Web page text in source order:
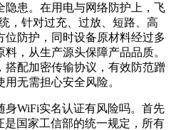
隐患。在用电与网络防护上，飞
，针对过充、过放、短路、高
防护，同时设备原材料经过多
，从生产源头保障产品品质。
搭配加密传输协议，有效防范蹭
无需担心安全风险。
WiFi实名认证有风险吗。首先
是国家工信部的统一规定，所有